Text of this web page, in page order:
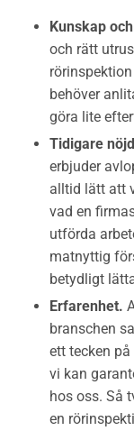
Kunskap
och rätt
behöver
göra lite
Tidigare
erbjuder
alltid lätt att
vad en
utförda
matnyttig
betydligt
Erfarenhet.
branschen
ett tecken
vi kan
hos oss. Så
en